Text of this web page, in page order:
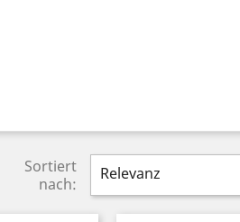
Sortiert
nach:
Relevanz